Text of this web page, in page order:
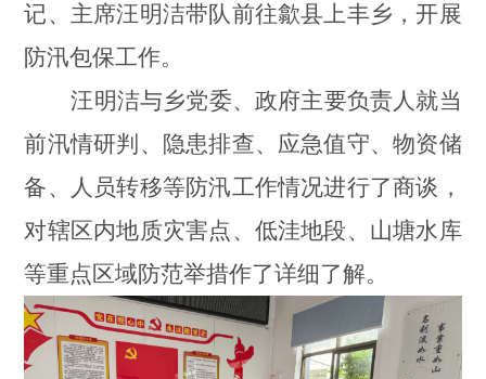
记、主席汪明洁带队前往歙县上丰乡，开展
防汛包保工作。
汪明洁与乡党委、政府主要负责人就当
前汛情研判、隐患排查、应急值守、物资储
备、人员转移等防汛工作情况进行了商谈 ，
对辖区内地质灾害点、低洼地段、山塘水库
等重点区域防范举措作了详细了解。